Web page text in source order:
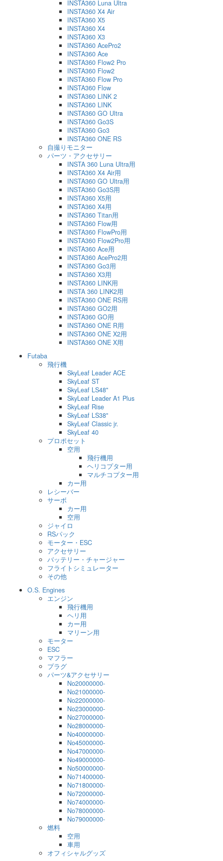
INSTA360 Luna Ultra
INSTA360 X4 Air
INSTA360 X5
INSTA360 X4
INSTA360 X3
INSTA360 AcePro2
INSTA360 Ace
INSTA360 Flow2 Pro
INSTA360 Flow2
INSTA360 Flow Pro
INSTA360 Flow
INSTA360 LINK 2
INSTA360 LINK
INSTA360 GO Ultra
INSTA360 Go3S
INSTA360 Go3
INSTA360 ONE RS
自撮りモニター
パーツ・アクセサリー
INSTA 360 Luna Ultra用
INSTA360 X4 Air用
INSTA360 GO Ultra用
INSTA360 Go3S用
INSTA360 X5用
INSTA360 X4用
INSTA360 Titan用
INSTA360 Flow用
INSTA360 FlowPro用
INSTA360 Flow2Pro用
INSTA360 Ace用
INSTA360 AcePro2用
INSTA360 Go3用
INSTA360 X3用
INSTA360 LINK用
INSTA 360 LINK2用
INSTA360 ONE RS用
INSTA360 GO2用
INSTA360 GO用
INSTA360 ONE R用
INSTA360 ONE X2用
INSTA360 ONE X用
Futaba
飛行機
SkyLeaf Leader ACE
SkyLeaf ST
SkyLeaf LS48"
SkyLeaf Leader A1 Plus
SkyLeaf Rise
SkyLeaf LS38"
SkyLeaf Classic jr.
SkyLeaf 40
プロポセット
空用
飛行機用
ヘリコプター用
マルチコプター用
カー用
レシーバー
サーボ
カー用
空用
ジャイロ
RSパック
モーター・ESC
アクセサリー
バッテリー・チャージャー
フライトシミュレーター
その他
O.S. Engines
エンジン
飛行機用
ヘリ用
カー用
マリーン用
モーター
ESC
マフラー
プラグ
パーツ&アクセサリー
No20000000-
No21000000-
No22000000-
No23000000-
No27000000-
No28000000-
No40000000-
No45000000-
No47000000-
No49000000-
No50000000-
No71400000-
No71800000-
No72000000-
No74000000-
No78000000-
No79000000-
燃料
空用
車用
オフィシャルグッズ